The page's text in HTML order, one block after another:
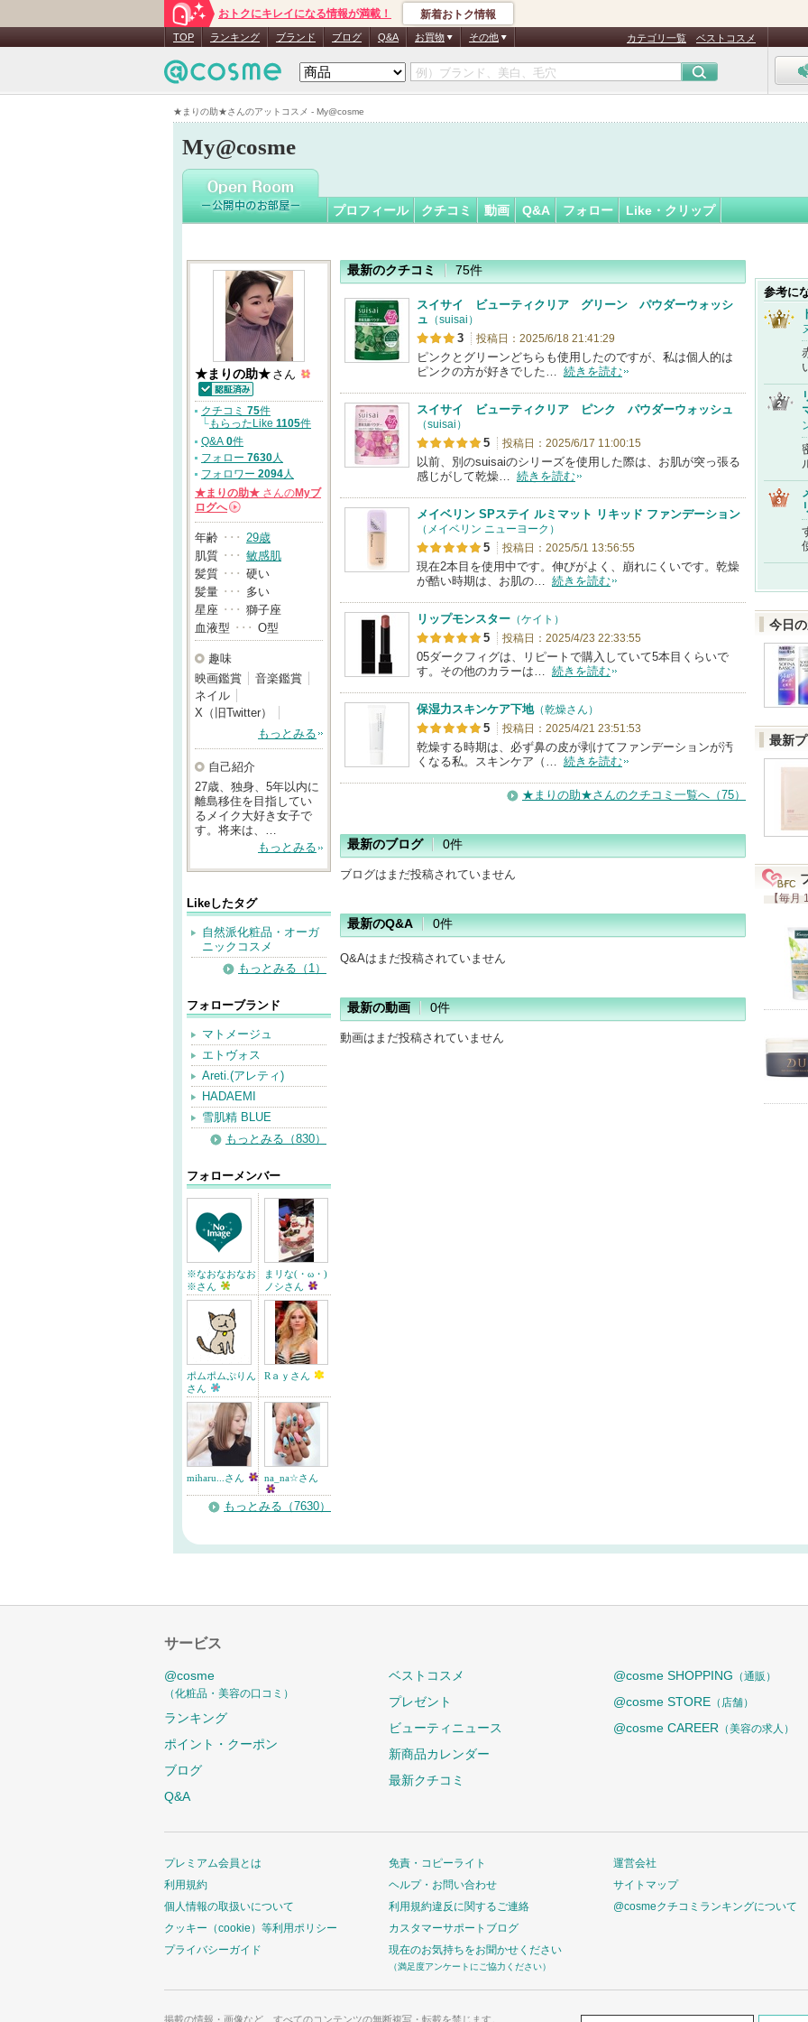
★まりの助★さんのアットコスメ - My@cosme
おトクにキレイになる情報が満載！ 新着おトク情報
TOP ランキング ブランド ブログ Q&A お買物 その他 カテゴリ一覧 ベストコスメ
My@cosme
★まりの助★さん
認
証
プロフィール クチコミ 動画 Q&A フォロー Like・クリップ
★まりの助★ さん
認証済
クチコミ 75件
└もらったLike 1105件
Q&A 0件
フォロー 7630人
フォロワー 2094人
★まりの助★ さんのMyブ
ログへ
→
年齢 ･･･ 29歳
肌質 ･･･ 敏感肌
髪質 ･･･ 硬い
髪量 ･･･ 多い
星座 ･･･ 獅子座
血液型 ･･･ O型
趣味
映画鑑賞
音楽鑑賞
ネイル
X（旧Twitter）
もっとみる
自己紹介
27歳、独身、5年以内に
離島移住を目指してい
るメイク大好き女子で
す。将来は、…
もっとみる
Likeしたタグ
自然派化粧品・オーガ
ニックコスメ
もっとみる（1）
フォローブランド
マトメージュ
エトヴォス
Areti.(アレティ)
HADAEMI
雪肌精 BLUE
もっとみる（830）
フォローメンバー
※なおなおなお
※さん
まリな(・ω・)
ノシさん
ポムポムぷりん
さん
Rａｙさん
miharu...さん na_na☆さん
もっとみる（7630）
最新のクチコミ 75件
スイサイ ビューティクリア グリーン パウダーウォッシ
ュ （suisai）
3 投稿日：2025/6/18 21:41:29
ピンクとグリーンどちらも使用したのですが、私は個人的は
ピンクの方が好きでした… 続きを読む
スイサイ ビューティクリア ピンク パウダーウォッシュ
（suisai）
5 投稿日：2025/6/17 11:00:15
以前、別のsuisaiのシリーズを使用した際は、お肌が突っ張る
感じがして乾燥… 続きを読む
メイベリン SPステイ ルミマット リキッド ファンデーション
（メイベリン ニューヨーク）
5 投稿日：2025/5/1 13:56:55
現在2本目を使用中です。伸びがよく、崩れにくいです。乾燥
が酷い時期は、お肌の… 続きを読む
リップモンスター （ケイト）
5 投稿日：2025/4/23 22:33:55
05ダークフィグは、リピートで購入していて5本目くらいで
す。その他のカラーは… 続きを読む
保湿力スキンケア下地（乾燥さん）
5 投稿日：2025/4/21 23:51:53
乾燥する時期は、必ず鼻の皮が剥けてファンデーションが汚
くなる私。スキンケア（… 続きを読む
★まりの助★さんのクチコミ一覧へ（75）
最新のブログ 0件
ブログはまだ投稿されていません
最新のQ&A 0件
Q&Aはまだ投稿されていません
最新の動画 0件
動画はまだ投稿されていません
参考に
今日
最新
【毎月
サービス
@cosme
（化粧品・美容の口コミ）
ランキング
ポイント・クーポン
ブログ
Q&A
ベストコスメ
プレゼント
ビューティニュース
新商品カレンダー
最新クチコミ
@cosme SHOPPING （通販）
@cosme STORE （店舗）
@cosme CAREER （美容の求人）
プレミアム会員とは
利用規約
個人情報の取扱いについて
クッキー（cookie）等利用ポリシー
プライバシーガイド
免責・コピーライト
ヘルプ・お問い合わせ
利用規約違反に関するご連絡
カスタマーサポートブログ
現在のお気持ちをお聞かせください
（満足度アンケートにご協力ください）
運営会社
サイトマップ
@cosmeクチコミランキングについて
掲載の情報・画像など、すべてのコンテンツの無断複写・転載を禁じます。